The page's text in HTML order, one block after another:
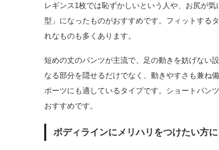
レギンス1枚では恥ずかしいという人や、お尻が
型」になったものがおすすめです。フィットする
れなものも多くあります。
短めの丈のパンツが主流で、足の動きを妨げない
なる部分を隠せるだけでなく、動きやすさも兼ね
ポーツにも適しているタイプです。ショートパン
おすすめです。
ボディラインにメリハリをつけたい方